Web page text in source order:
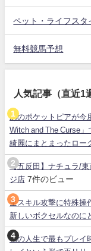
ペット・ライフスタ
無料競馬予想
人気記事（直近1
あのポケットピアが今
Witch and The Curse
綺麗にまとまったロー
【五反田】ナチュラ/
ジ店 7件のビュー
全スキル攻撃に特殊操
新しいボクセルなのに
私の人生で最もプレイ